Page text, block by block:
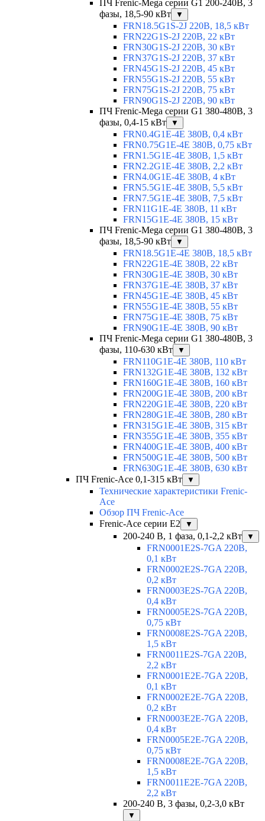
ПЧ Frenic-Mega серии G1 200-240В, 3
фазы, 18,5-90 кВт
▼
FRN18.5G1S-2J 220В, 18,5 кВт
FRN22G1S-2J 220В, 22 кВт
FRN30G1S-2J 220В, 30 кВт
FRN37G1S-2J 220В, 37 кВт
FRN45G1S-2J 220В, 45 кВт
FRN55G1S-2J 220В, 55 кВт
FRN75G1S-2J 220В, 75 кВт
FRN90G1S-2J 220В, 90 кВт
ПЧ Frenic-Mega серии G1 380-480В, 3
фазы, 0,4-15 кВт
▼
FRN0.4G1E-4E 380В, 0,4 кВт
FRN0.75G1E-4E 380В, 0,75 кВт
FRN1.5G1E-4E 380В, 1,5 кВт
FRN2.2G1E-4E 380В, 2,2 кВт
FRN4.0G1E-4E 380В, 4 кВт
FRN5.5G1E-4E 380В, 5,5 кВт
FRN7.5G1E-4E 380В, 7,5 кВт
FRN11G1E-4E 380В, 11 кВт
FRN15G1E-4E 380В, 15 кВт
ПЧ Frenic-Mega серии G1 380-480В, 3
фазы, 18,5-90 кВт
▼
FRN18.5G1E-4E 380В, 18,5 кВт
FRN22G1E-4E 380В, 22 кВт
FRN30G1E-4E 380В, 30 кВт
FRN37G1E-4E 380В, 37 кВт
FRN45G1E-4E 380В, 45 кВт
FRN55G1E-4E 380В, 55 кВт
FRN75G1E-4E 380В, 75 кВт
FRN90G1E-4E 380В, 90 кВт
ПЧ Frenic-Mega серии G1 380-480В, 3
фазы, 110-630 кВт
▼
FRN110G1E-4E 380В, 110 кВт
FRN132G1E-4E 380В, 132 кВт
FRN160G1E-4E 380В, 160 кВт
FRN200G1E-4E 380В, 200 кВт
FRN220G1E-4E 380В, 220 кВт
FRN280G1E-4E 380В, 280 кВт
FRN315G1E-4E 380В, 315 кВт
FRN355G1E-4E 380В, 355 кВт
FRN400G1E-4E 380В, 400 кВт
FRN500G1E-4E 380В, 500 кВт
FRN630G1E-4E 380В, 630 кВт
ПЧ Frenic-Ace 0,1-315 кВт
▼
Технические характеристики Frenic-
Ace
Обзор ПЧ Frenic-Ace
Frenic-Ace серии E2
▼
200-240 В, 1 фаза, 0,1-2,2 кВт ▼
FRN0001E2S-7GA 220В,
0,1 кВт
FRN0002E2S-7GA 220В,
0,2 кВт
FRN0003E2S-7GA 220В,
0,4 кВт
FRN0005E2S-7GA 220В,
0,75 кВт
FRN0008E2S-7GA 220В,
1,5 кВт
FRN0011E2S-7GA 220В,
2,2 кВт
FRN0001E2E-7GA 220В,
0,1 кВт
FRN0002E2E-7GA 220В,
0,2 кВт
FRN0003E2E-7GA 220В,
0,4 кВт
FRN0005E2E-7GA 220В,
0,75 кВт
FRN0008E2E-7GA 220В,
1,5 кВт
FRN0011E2E-7GA 220В,
2,2 кВт
200-240 В, 3 фазы, 0,2-3,0 кВт
▼